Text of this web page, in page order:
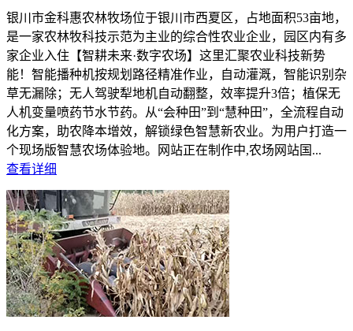
银川市金科惠农林牧场位于银川市西夏区，占地面积53亩地，
是一家农林牧科技示范为主业的综合性农业企业，园区内有多
家企业入住【智耕未来·数字农场】这里汇聚农业科技新势
能！智能播种机按规划路径精准作业，自动灌溉，智能识别杂
草无漏除；无人驾驶犁地机自动翻整，效率提升3倍；植保无
人机变量喷药节水节药。从“会种田”到“慧种田”，全流程自动
化方案，助农降本增效，解锁绿色智慧新农业。为用户打造一
个现场版智慧农场体验地。网站正在制作中,农场网站国...
查看详细